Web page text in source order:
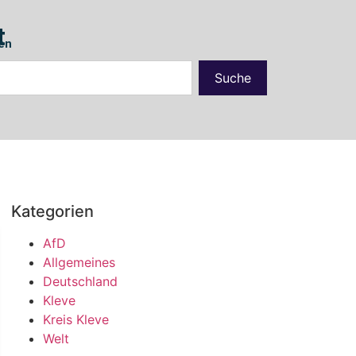
Suche
Kategorien
AfD
Allgemeines
Deutschland
Kleve
Kreis Kleve
Welt